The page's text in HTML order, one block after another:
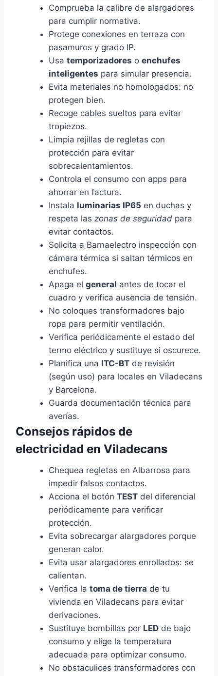
Comprueba la calibre de alargadores
para cumplir normativa.
Protege conexiones en terraza con
pasamuros y grado IP.
Usa temporizadores o enchufes
inteligentes para simular presencia.
Evita materiales no homologados: no
protegen bien.
Recoge cables sueltos para evitar
tropiezos.
Limpia rejillas de regletas con
protección para evitar
sobrecalentamientos.
Controla el consumo con apps para
ahorrar en factura.
Instala luminarias IP65 en duchas y
respeta las zonas de seguridad para
evitar contactos.
Solicita a Barnaelectro inspección con
cámara térmica si saltan térmicos en
enchufes.
Apaga el general antes de tocar el
cuadro y verifica ausencia de tensión.
No coloques transformadores bajo
ropa para permitir ventilación.
Verifica periódicamente el estado del
termo eléctrico y sustituye si oscurece.
Planifica una ITC-BT de revisión
(según uso) para locales en Viladecans
y Barcelona.
Guarda documentación técnica para
averías.
Consejos rápidos de
electricidad en Viladecans
Chequea regletas en Albarrosa para
impedir falsos contactos.
Acciona el botón TEST del diferencial
periódicamente para verificar
protección.
Evita sobrecargar alargadores porque
generan calor.
Evita usar alargadores enrollados: se
calientan.
Verifica la toma de tierra de tu
vivienda en Viladecans para evitar
derivaciones.
Sustituye bombillas por LED de bajo
consumo y elige la temperatura
adecuada para optimizar consumo.
No obstaculices transformadores con